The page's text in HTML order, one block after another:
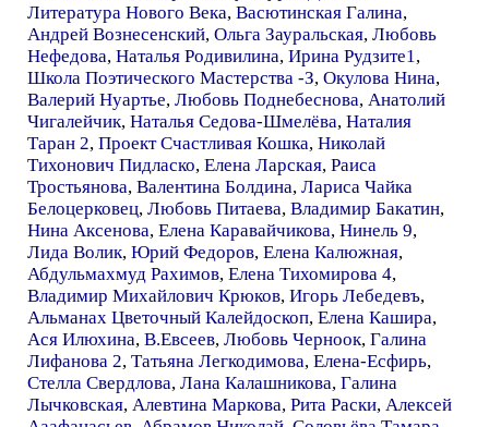
Литература Нового Века, Васютинская Галина,
Андрей Вознесенский, Ольга Зауральская, Любовь
Нефедова, Наталья Родивилина, Ирина Рудзите1,
Школа Поэтического Мастерства -З, Окулова Нина,
Валерий Нуартье, Любовь Поднебеснова, Анатолий
Чигалейчик, Наталья Седова-Шмелёва, Наталия
Таран 2, Проект Счастливая Кошка, Николай
Тихонович Пидласко, Елена Ларская, Раиса
Тростьянова, Валентина Болдина, Лариса Чайка
Белоцерковец, Любовь Питаева, Владимир Бакатин,
Нина Аксенова, Елена Каравайчикова, Нинель 9,
Лида Волик, Юрий Федоров, Елена Калюжная,
Абдульмахмуд Рахимов, Елена Тихомирова 4,
Владимир Михайлович Крюков, Игорь Лебедевъ,
Альманах Цветочный Калейдоскоп, Елена Кашира,
Ася Илюхина, В.Евсеев, Любовь Черноок, Галина
Лифанова 2, Татьяна Легкодимова, Елена-Есфирь,
Стелла Свердлова, Лана Калашникова, Галина
Лычковская, Алевтина Маркова, Рита Раски, Алексей